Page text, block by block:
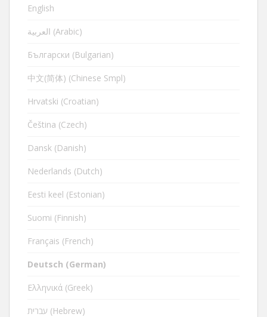
English
العربية (Arabic)
Български (Bulgarian)
中文(简体) (Chinese Smpl)
Hrvatski (Croatian)
Čeština (Czech)
Dansk (Danish)
Nederlands (Dutch)
Eesti keel (Estonian)
Suomi (Finnish)
Français (French)
Deutsch (German)
Ελληνικά (Greek)
עברית (Hebrew)